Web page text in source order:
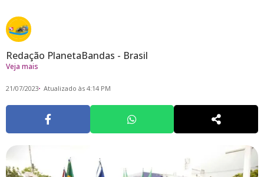
Redação PlanetaBandas - Brasil
Veja mais
21/07/2023 Atualizado às 4:14 PM